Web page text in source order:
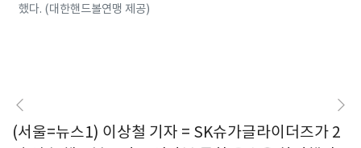
했다. (대한핸드볼연맹 제공)
(서울=뉴스1) 이상철 기자 = SK슈가글라이더즈가 2